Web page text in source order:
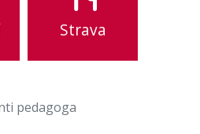
Strava
pedagoga